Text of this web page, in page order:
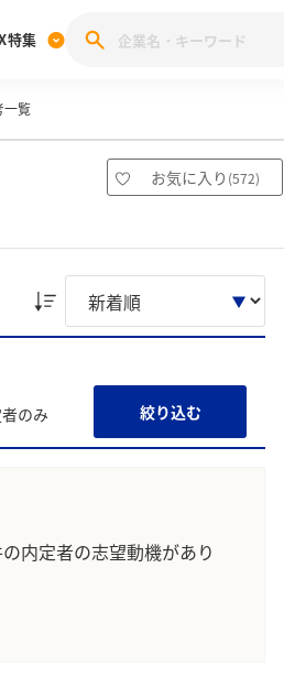
稿キャンペーン
みんなの新
特集
28卒 IT
一覧
お気に入り (572)
のみ 絞り込む
内定者の志望動機があり